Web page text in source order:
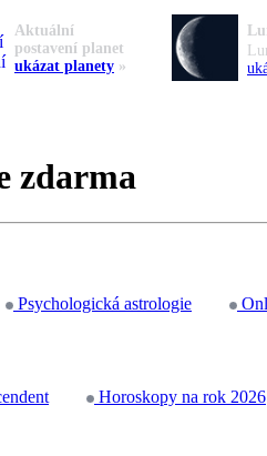
zdarma
Psychologická astrologie
Horoskopy na rok 2026
Aktuální
postavení planet
ukázat planety »